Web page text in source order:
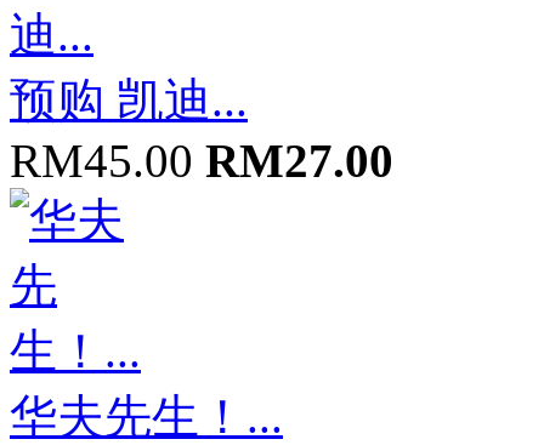
预购 凯迪...
RM45.00 RM27.00
华夫先生！...